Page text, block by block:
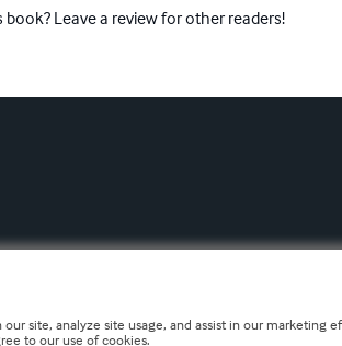
book? Leave a review for other readers!
site, analyze site usage, and assist in our marketing
to our use of cookies.